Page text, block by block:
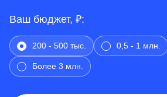
Ваш бюджет, ₽:
200 - 500 тыс. 0,5 - 1 млн.
Более 3 млн.